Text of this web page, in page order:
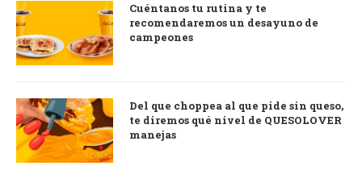
Cuéntanos tu rutina y te
recomendaremos un desayuno de
campeones
Del que choppea al que pide sin queso,
te diremos qué nivel de QUESOLOVER
manejas